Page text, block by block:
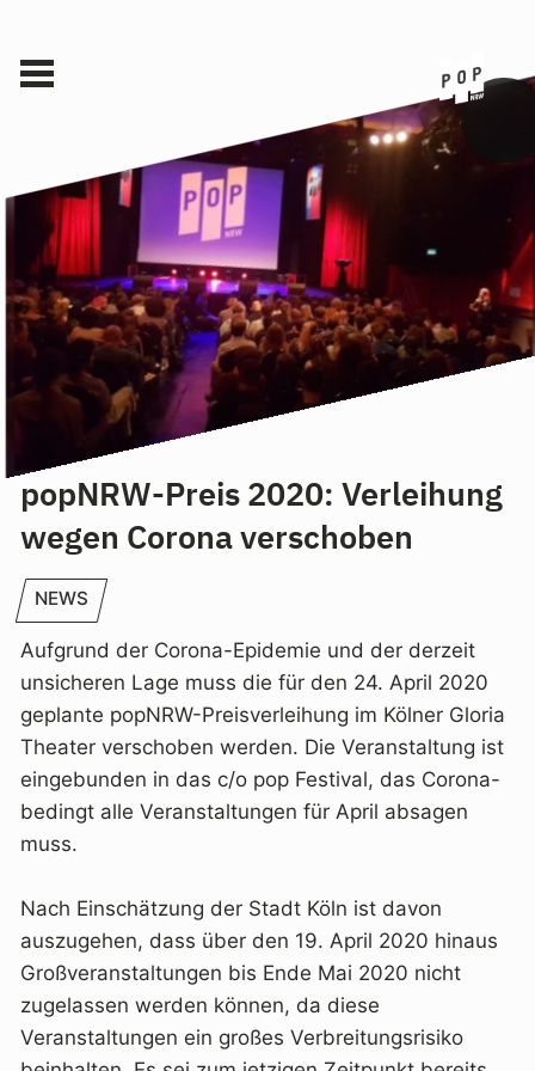
popNRW-Preis 2020: Verleihung
wegen Corona verschoben
NEWS
Aufgrund der Corona-Epidemie und der derzeit
unsicheren Lage muss die für den 24. April 2020
geplante popNRW-Preisverleihung im Kölner Gloria
Theater verschoben werden. Die Veranstaltung ist
eingebunden in das c/o pop Festival, das Corona-
bedingt alle Veranstaltungen für April absagen
muss.
Nach Einschätzung der Stadt Köln ist davon
auszugehen, dass über den 19. April 2020 hinaus
Großveranstaltungen bis Ende Mai 2020 nicht
zugelassen werden können, da diese
Veranstaltungen ein großes Verbreitungsrisiko